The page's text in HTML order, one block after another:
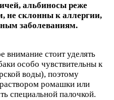
альбиносы реже
не склонны к аллергии,
заболеваниям.
внимание стоит уделять
особо чувствительны к
воды), поэтому
ромашки или
специальной палочкой.